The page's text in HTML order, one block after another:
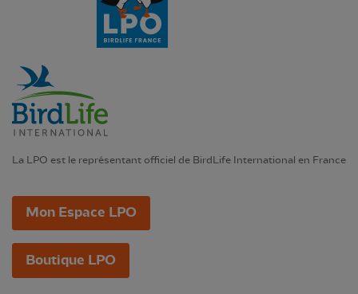
La LPO est le représentant officiel de BirdLife International en France
Mon Espace LPO
Boutique LPO